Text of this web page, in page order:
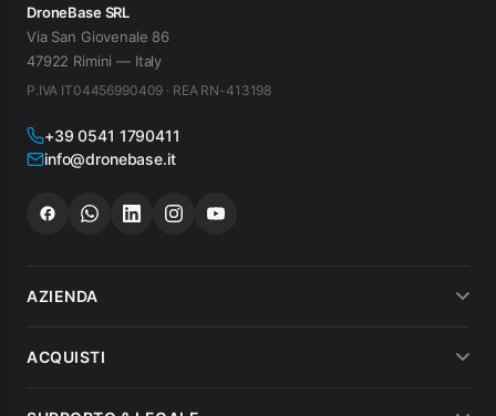
DroneBase SRL
Via San Giovenale 86
47922 Rimini — Italy
P.IVA IT04456990409 · REA RN-413198
+39 0541 1790411
info@dronebase.it
AZIENDA
Chi siamo
ACQUISTI
Metodi di pagamento